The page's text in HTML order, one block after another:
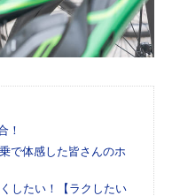
！
で体感した皆さんのホ
したい！【​ラクしたい